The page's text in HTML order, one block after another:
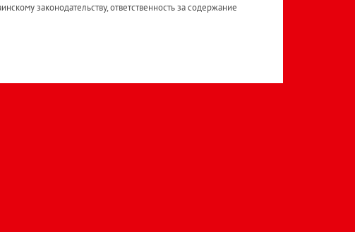
законодательству, ответственность за содержание